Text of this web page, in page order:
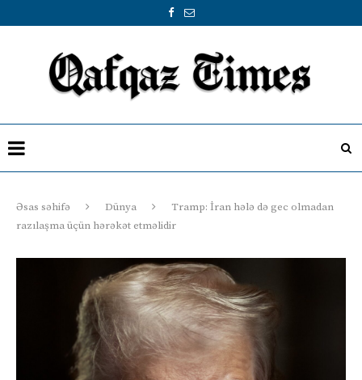
Əsas səhifə Dünya
Tramp: İran hələ də gec olmadan
razılaşma üçün hərəkət etməlidir